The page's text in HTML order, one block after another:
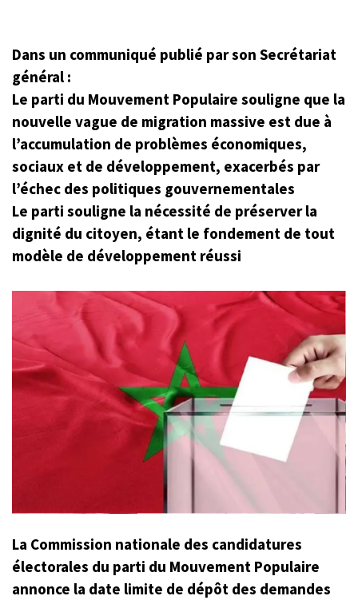
Dans un communiqué publié par son Secrétariat
général :
Le parti du Mouvement Populaire souligne que la
nouvelle vague de migration massive est due à
l’accumulation de problèmes économiques,
sociaux et de développement, exacerbés par
l’échec des politiques gouvernementales
Le parti souligne la nécessité de préserver la
dignité du citoyen, étant le fondement de tout
modèle de développement réussi
La Commission nationale des candidatures
électorales du parti du Mouvement Populaire
annonce la date limite de dépôt des demandes